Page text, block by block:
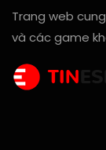
Trang web
và các game